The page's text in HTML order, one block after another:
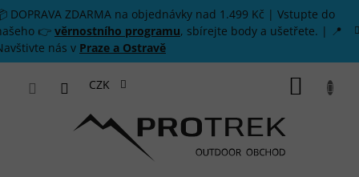
Přejít na obsah
DOPRAVA ZDARMA na objednávky nad 1.499 Kč | Vstupte do
👉 věrnostního programu, sbírejte body a ušetřete. | 📍
nás v Praze a Ostravě
CZK